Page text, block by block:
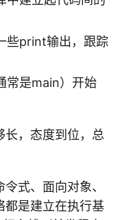
些print输出，跟踪
常是main）开始
长，态度到位，总
式、面向对象、
都是建立在执行基